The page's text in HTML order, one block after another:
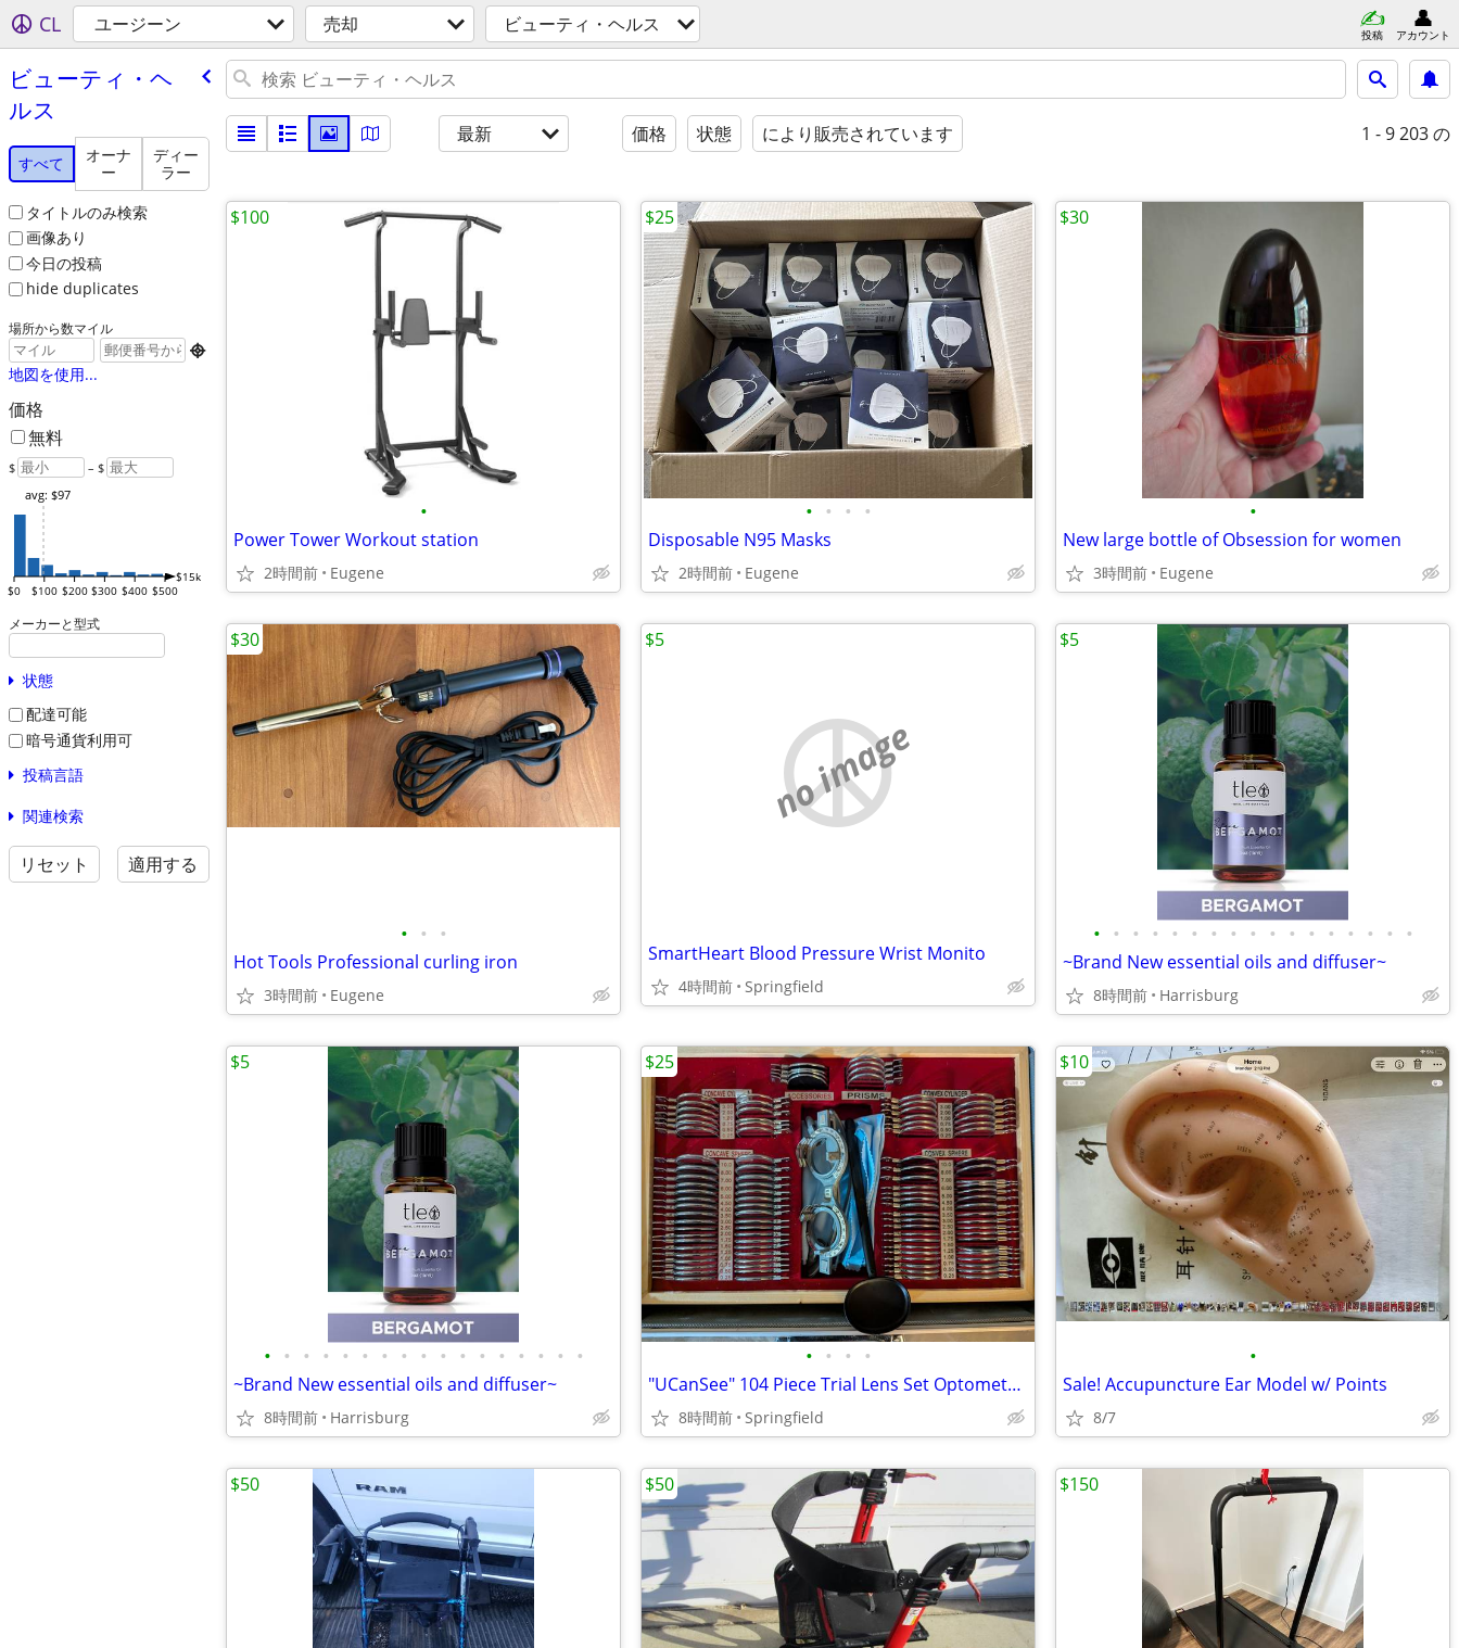
CL ユージーン 売却 ビューティ・ヘルス 投稿 アカウント
ビューティ・ヘ
ルス
すべて
オーナ
ー
ディー
ラー
タイトルのみ検索
画像あり
今日の投稿
hide duplicates
場所から数マイル

地図を使用...
価格
無料
$ – $
$0 $100 $200 $300 $400 $500
$15k
avg: $97
メーカーと型式
状態
配達可能
暗号通貨利用可
投稿言語
関連検索
リセット 適用する
最新 価格 状態 により販売されています 1 - 9203 の
•
Power Tower Workout station
2時間前 Eugene
$100
• • • •
Disposable N95 Masks
2時間前 Eugene
$25
•
New large bottle of Obsession for women
3時間前 Eugene
$30
• • •
Hot Tools Professional curling iron
3時間前 Eugene
$30
no image
SmartHeart Blood Pressure Wrist Monito
4時間前 Springfield
$5
• • • • • • • • • • • • • • • • •
~Brand New essential oils and diffuser~
8時間前 Harrisburg
$5
• • • • • • • • • • • • • • • • •
~Brand New essential oils and diffuser~
8時間前 Harrisburg
$5
• • • •
"UCanSee" 104 Piece Trial Lens Set Optometry Kit
8時間前 Springfield
$25
•
Sale! Accupuncture Ear Model w/ Points
8/7
$10
$50 $50 $150